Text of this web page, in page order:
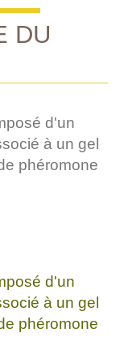
DU
d'un
à un gel
phéromone
d'un
à un gel
phéromone